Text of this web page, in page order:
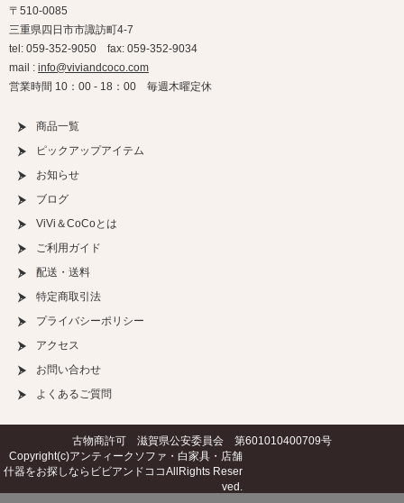
〒510-0085
三重県四日市市諏訪町4-7
tel: 059-352-9050 fax: 059-352-9034
mail : info@viviandcoco.com
営業時間 10：00 - 18：00 毎週木曜定休
商品一覧
ピックアップアイテム
お知らせ
ブログ
ViVi＆CoCoとは
ご利用ガイド
配送・送料
特定商取引法
プライバシーポリシー
アクセス
お問い合わせ
よくあるご質問
古物商許可 滋賀県公安委員会 第601010400709号
Copyright(c)アンティークソファ・白家具・店舗
什器をお探しならビビアンドココAllRights Reser
ved.